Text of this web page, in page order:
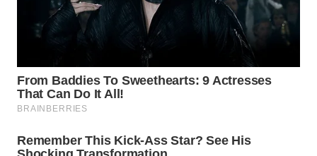
BINTAN
WN
WN
LIKUPANG
WN